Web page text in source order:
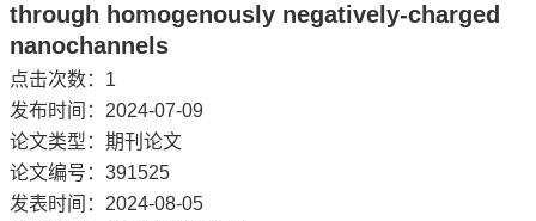
through homogenously negatively-charged
nanochannels
点击次数： 1
发布时间：2024-07-09
论文类型：期刊论文
论文编号：391525
发表时间：2024-08-05